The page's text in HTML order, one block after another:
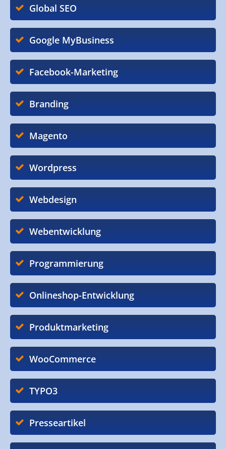
Global SEO
Google MyBusiness
Facebook-Marketing
Branding
Magento
Wordpress
Webdesign
Webentwicklung
Programmierung
Onlineshop-Entwicklung
Produktmarketing
WooCommerce
TYPO3
Presseartikel